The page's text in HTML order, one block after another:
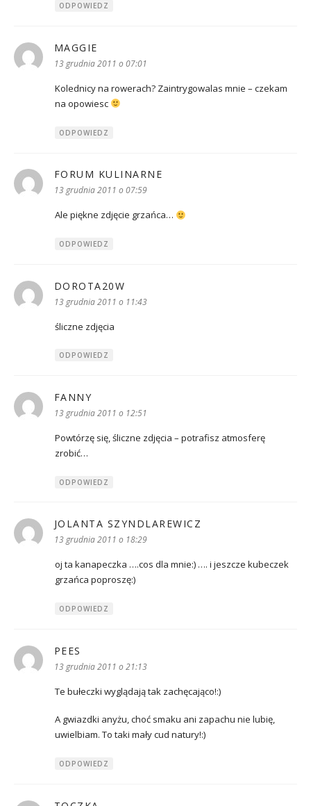
ODPOWIEDZ
MAGGIE
13 grudnia 2011 o 07:01
Kolednicy na rowerach? Zaintrygowalas mnie – czekam
na opowiesc
ODPOWIEDZ
FORUM KULINARNE
13 grudnia 2011 o 07:59
Ale piękne zdjęcie grzańca…
ODPOWIEDZ
DOROTA20W
13 grudnia 2011 o 11:43
śliczne zdjęcia
ODPOWIEDZ
FANNY
13 grudnia 2011 o 12:51
Powtórzę się, śliczne zdjęcia – potrafisz atmosferę
zrobić…
ODPOWIEDZ
JOLANTA SZYNDLAREWICZ
13 grudnia 2011 o 18:29
oj ta kanapeczka ….cos dla mnie:) …. i jeszcze kubeczek
grzańca poproszę:)
ODPOWIEDZ
PEES
13 grudnia 2011 o 21:13
Te bułeczki wyglądają tak zachęcająco!:)
A gwiazdki anyżu, choć smaku ani zapachu nie lubię,
uwielbiam. To taki mały cud natury!:)
ODPOWIEDZ